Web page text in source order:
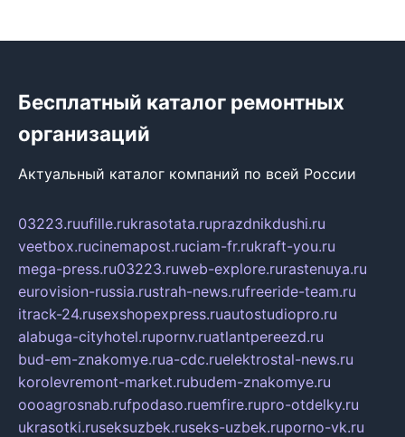
Бесплатный каталог ремонтных
организаций
Актуальный каталог компаний по всей России
03223.ruufille.rukrasotata.ruprazdnikdushi.ru
veetbox.rucinemapost.ruciam-fr.rukraft-you.ru
mega-press.ru03223.ruweb-explore.rurastenuya.ru
eurovision-russia.rustrah-news.rufreeride-team.ru
itrack-24.rusexshopexpress.ruautostudiopro.ru
alabuga-cityhotel.rupornv.ruatlantpereezd.ru
bud-em-znakomye.rua-cdc.ruelektrostal-news.ru
korolevremont-market.rubudem-znakomye.ru
oooagrosnab.rufpodaso.ruemfire.rupro-otdelky.ru
ukrasotki.ruseksuzbek.ruseks-uzbek.ruporno-vk.ru